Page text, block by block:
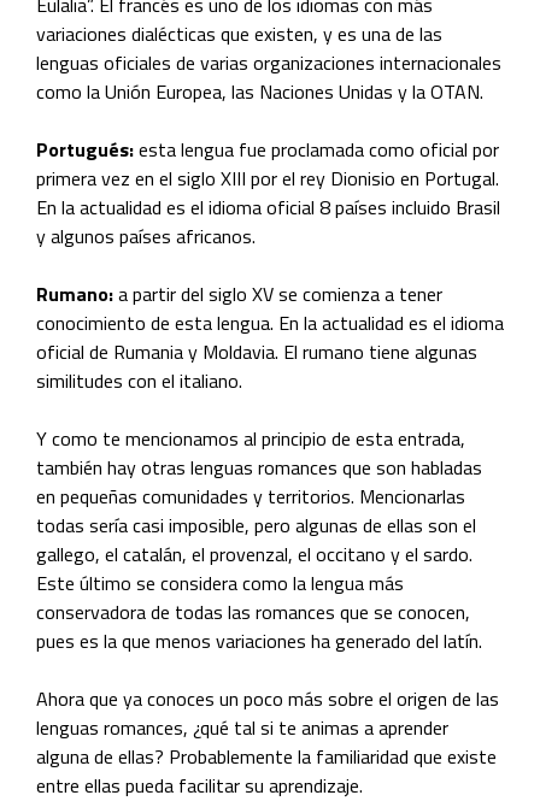
variaciones dialécticas que existen, y es una de las
lenguas oficiales de varias organizaciones internacionales
como la Unión Europea, las Naciones Unidas y la OTAN.
Portugués:esta lengua fue proclamada como oficial por
primera vez en el siglo XIII por el rey Dionisio en Portugal.
En la actualidad es el idioma oficial 8 países incluido Brasil
y algunos países africanos.
Rumano:a partir del siglo XV se comienza a tener
conocimiento de esta lengua. En la actualidad es el idioma
oficial de Rumania y Moldavia. El rumano tiene algunas
similitudes con el italiano.
Y como te mencionamos al principio de esta entrada,
también hay otras lenguas romances que son habladas
en pequeñas comunidades y territorios. Mencionarlas
todas sería casi imposible, pero algunas de ellas son el
gallego, el catalán, el provenzal, el occitano y el sardo.
Este último se considera como la lengua más
conservadora de todas las romances que se conocen,
pues es la que menos variaciones ha generado del latín.
Ahora que ya conoces un poco más sobre el origen de las
lenguas romances, ¿qué tal si te animas a aprender
alguna de ellas? Probablemente la familiaridad que existe
entre ellas pueda facilitar su aprendizaje.